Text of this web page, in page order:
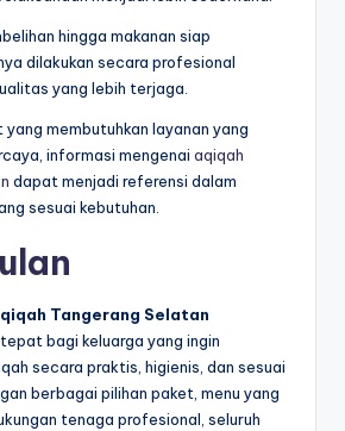
hingga makanan siap
dilakukan secara profesional
yang lebih terjaga.
membutuhkan layanan yang
informasi mengenai aqiqah
dapat menjadi referensi dalam
sesuai kebutuhan.
Tangerang Selatan
bagi keluarga yang ingin
secara praktis, higienis, dan sesuai
berbagai pilihan paket, menu yang
tenaga profesional, seluruh